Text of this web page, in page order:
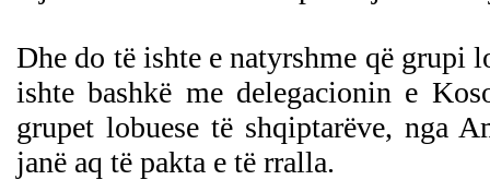
Dhe do të ishte e natyrshme që grupi
ishte bashkë me delegacionin e
grupet lobuese të shqiptarëve, nga
janë aq të pakta e të rralla.